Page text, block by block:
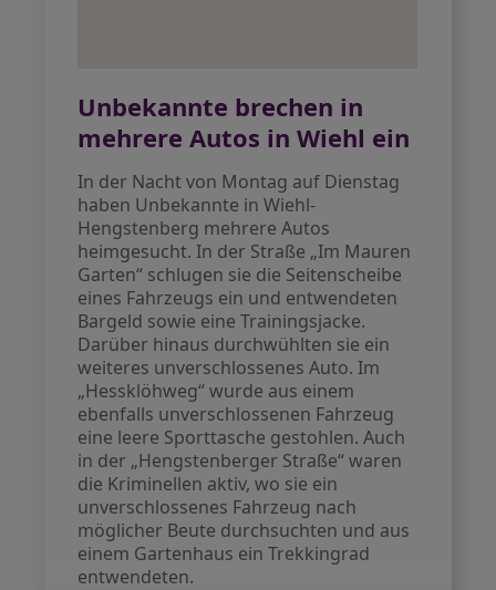
Unbekannte brechen in
mehrere Autos in Wiehl ein
In der Nacht von Montag auf Dienstag
haben Unbekannte in Wiehl-
Hengstenberg mehrere Autos
heimgesucht. In der Straße „Im Mauren
Garten“ schlugen sie die Seitenscheibe
eines Fahrzeugs ein und entwendeten
Bargeld sowie eine Trainingsjacke.
Darüber hinaus durchwühlten sie ein
weiteres unverschlossenes Auto. Im
„Hessklöhweg“ wurde aus einem
ebenfalls unverschlossenen Fahrzeug
eine leere Sporttasche gestohlen. Auch
in der „Hengstenberger Straße“ waren
die Kriminellen aktiv, wo sie ein
unverschlossenes Fahrzeug nach
möglicher Beute durchsuchten und aus
einem Gartenhaus ein Trekkingrad
entwendeten.